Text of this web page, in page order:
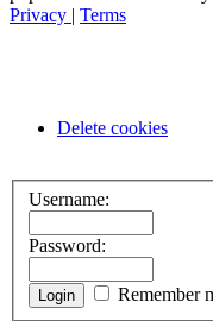
Privacy | Terms
Delete cookies
Username:
Password:
Remember